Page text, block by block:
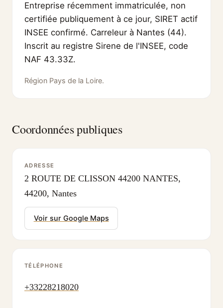
Entreprise récemment immatriculée, non
certifiée publiquement à ce jour, SIRET actif
INSEE confirmé. Carreleur à Nantes (44).
Inscrit au registre Sirene de l'INSEE, code
NAF 43.33Z.
Région Pays de la Loire.
Coordonnées publiques
ADRESSE
2 ROUTE DE CLISSON 44200 NANTES,
44200, Nantes
Voir sur Google Maps
TÉLÉPHONE
+33228218020